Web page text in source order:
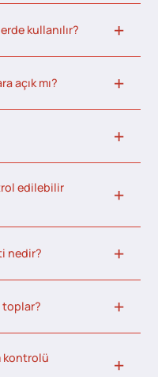
kullanılır?
açık mı?
edilebilir
nedir?
toplar?
kontrolü